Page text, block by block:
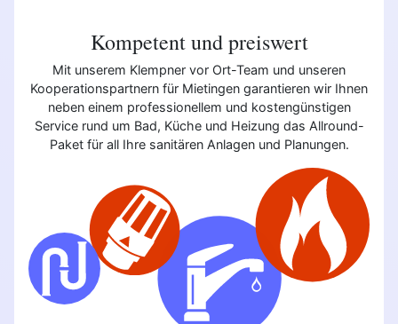
Kompetent und preiswert
Mit unserem Klempner vor Ort-Team und unseren
Kooperationspartnern für Mietingen garantieren wir Ihnen
neben einem professionellem und kostengünstigen
Service rund um Bad, Küche und Heizung das Allround-
Paket für all Ihre sanitären Anlagen und Planungen.